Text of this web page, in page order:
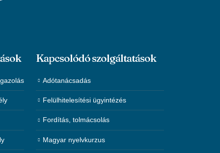
Kapcsolódó szolgáltatások
Adótanácsadás
Felülhitelesítési ügyintézés
Fordítás, tolmácsolás
Magyar nyelvkurzus